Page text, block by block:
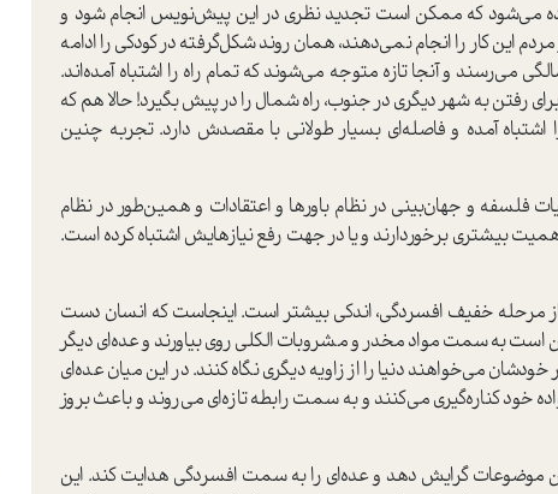
دیگری به ما داده می‌شود که ممکن است تجدید نظری در این پیش‌نویس انجام شود و
این کار را انجام نمی‌دهند، همان روند شکل‌گرفته در کودکی را ادامه
تا به سن میان‌سالی، یعنی حدود ۴۰ یا ۵۰ سالگی می‌رسند و آنجا تازه متوجه می‌شوند که تمام راه را اشتباه آمده‌اند.
رفتن به شهر دیگری در جنوب، راه شمال را در پیش بگیرد! حالا هم که
را اشتباه آمده و فاصله‌ای بسیار طولانی با مقصدش دارد. تجربه چنین
فلسفه و جهان‌بینی در نظام باورها و اعتقادات و همین‌طور در نظام
بیشتری برخوردارند و یا در جهت رفع نیازهایش اشتباه کرده است.
از مرحله خفیف افسردگی، اندکی بیشتر است. اینجاست که انسان دست
است به سمت مواد مخدر و مشروبات الکلی روی بیاورند و عده‌ای دیگر
می‌خواهند دنیا را از زاویه دیگری نگاه کنند. در این میان عده‌ای
خود کناره‌گیری می‌کنند و به سمت رابطه تازه‌ای می‌روند و باعث بروز
موضوعات گرایش دهد و عده‌ای را به سمت افسردگی هدایت کند. این